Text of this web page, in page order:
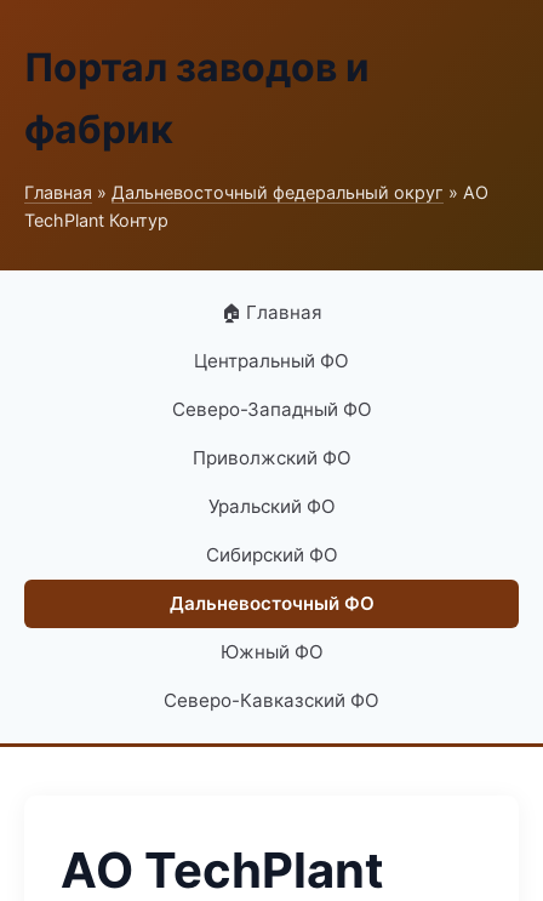
Портал заводов и
фабрик
Главная » Дальневосточный федеральный округ » АО
TechPlant Контур
🏠 Главная
Центральный ФО
Северо-Западный ФО
Приволжский ФО
Уральский ФО
Сибирский ФО
Дальневосточный ФО
Южный ФО
Северо-Кавказский ФО
АО TechPlant